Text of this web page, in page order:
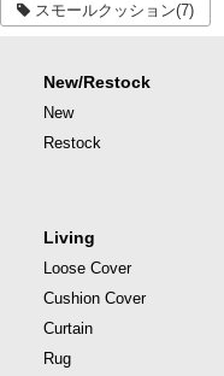
スモールクッション(7)
New/Restock
New
Restock
Living
Loose Cover
Cushion Cover
Curtain
Rug